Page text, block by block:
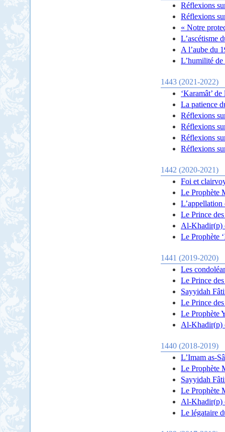
Réflexions
Réflexions
« Notre
L’ascétisme
A l’aube du
L’humilité
1443 (2021-2022)
‘Karamât’
La patience
Réflexions
Réflexions
Réflexions
Réflexions
1442 (2020-2021)
Foi et
Le Prophète
Le Prince
Al-Khadir(p)
Le Prophète
1441 (2019-2020)
Les
Le Prince
Sayyidah
Le Prince
Le Prophète
Al-Khadir(p)
1440 (2018-2019)
L’Imam as-
Le Prophète
Sayyidah
Le Prophète
Al-Khadir(p)
Le légataire